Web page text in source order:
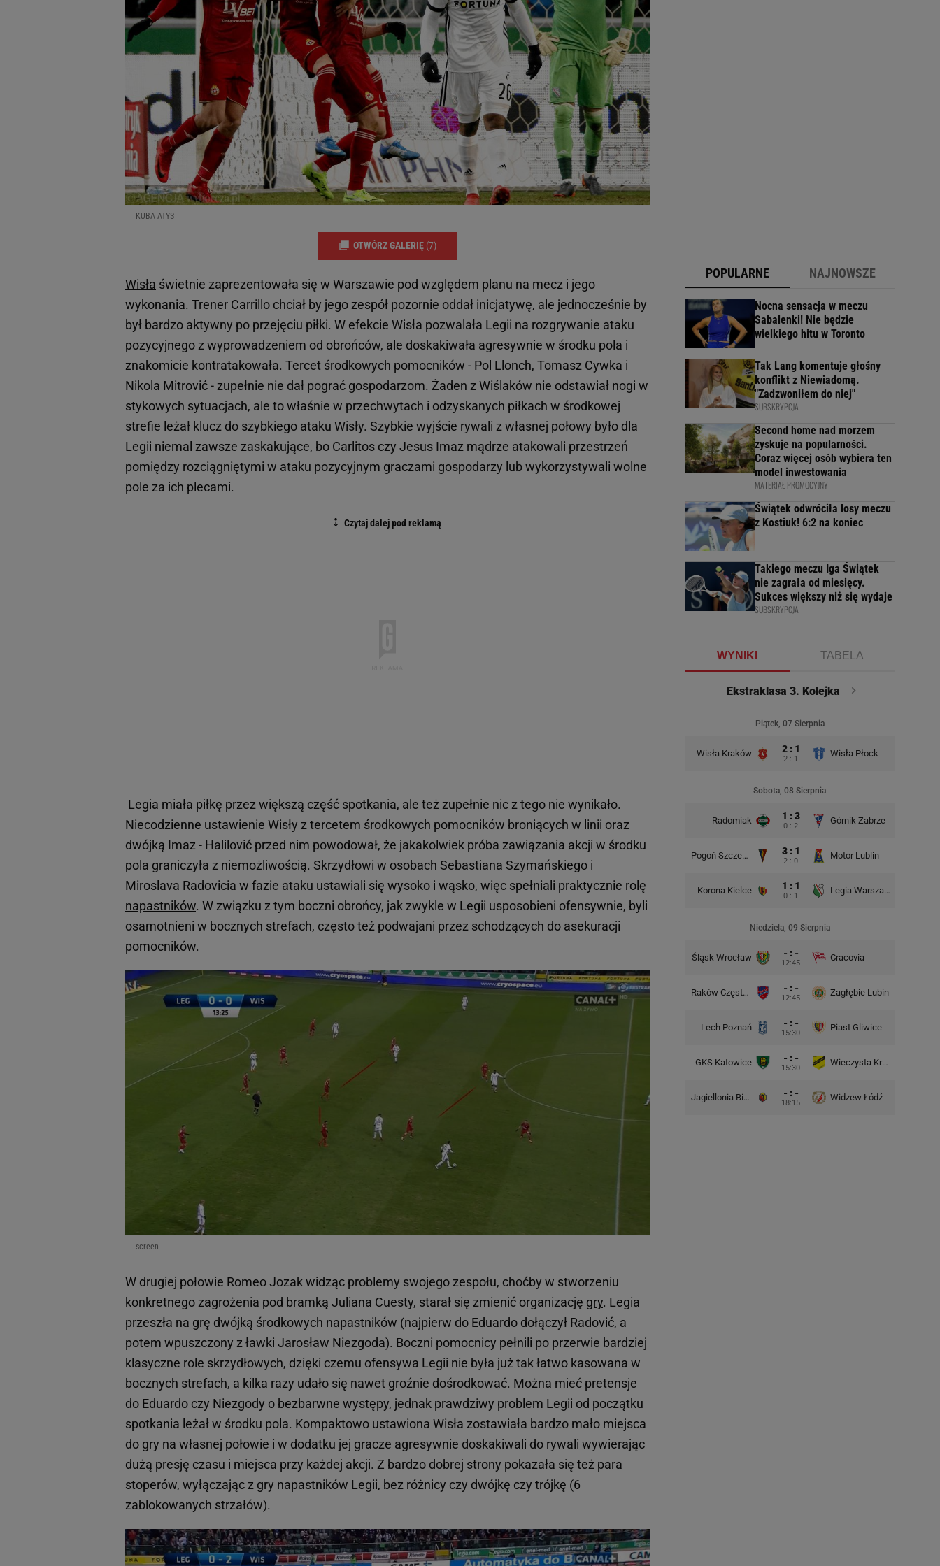
KUBA ATYS
OTWÓRZ GALERIĘ (7)
Wisła świetnie zaprezentowała się w Warszawie pod względem planu na mecz i jego
wykonania. Trener Carrillo chciał by jego zespół pozornie oddał inicjatywę, ale jednocześnie by
był bardzo aktywny po przejęciu piłki. W efekcie Wisła pozwalała Legii na rozgrywanie ataku
pozycyjnego z wyprowadzeniem od obrońców, ale doskakiwała agresywnie w środku pola i
znakomicie kontratakowała. Tercet środkowych pomocników - Pol Llonch, Tomasz Cywka i
Nikola Mitrović - zupełnie nie dał pograć gospodarzom. Żaden z Wiślaków nie odstawiał nogi w
stykowych sytuacjach, ale to właśnie w przechwytach i odzyskanych piłkach w środkowej
strefie leżał klucz do szybkiego ataku Wisły. Szybkie wyjście rywali z własnej połowy było dla
Legii niemal zawsze zaskakujące, bo Carlitos czy Jesus Imaz mądrze atakowali przestrzeń
pomiędzy rozciągniętymi w ataku pozycyjnym graczami gospodarzy lub wykorzystywali wolne
pole za ich plecami.
Legia miała piłkę przez większą część spotkania, ale też zupełnie nic z tego nie wynikało.
Niecodzienne ustawienie Wisły z tercetem środkowych pomocników broniących w linii oraz
dwójką Imaz - Halilović przed nim powodował, że jakakolwiek próba zawiązania akcji w środku
pola graniczyła z niemożliwością. Skrzydłowi w osobach Sebastiana Szymańskiego i
Miroslava Radovicia w fazie ataku ustawiali się wysoko i wąsko, więc spełniali praktycznie rolę
napastników. W związku z tym boczni obrońcy, jak zwykle w Legii usposobieni ofensywnie, byli
osamotnieni w bocznych strefach, często też podwajani przez schodzących do asekuracji
pomocników.
screen
W drugiej połowie Romeo Jozak widząc problemy swojego zespołu, choćby w stworzeniu
konkretnego zagrożenia pod bramką Juliana Cuesty, starał się zmienić organizację gry. Legia
przeszła na grę dwójką środkowych napastników (najpierw do Eduardo dołączył Radović, a
potem wpuszczony z ławki Jarosław Niezgoda). Boczni pomocnicy pełnili po przerwie bardziej
klasyczne role skrzydłowych, dzięki czemu ofensywa Legii nie była już tak łatwo kasowana w
bocznych strefach, a kilka razy udało się nawet groźnie dośrodkować. Można mieć pretensje
do Eduardo czy Niezgody o bezbarwne występy, jednak prawdziwy problem Legii od początku
spotkania leżał w środku pola. Kompaktowo ustawiona Wisła zostawiała bardzo mało miejsca
do gry na własnej połowie i w dodatku jej gracze agresywnie doskakiwali do rywali wywierając
dużą presję czasu i miejsca przy każdej akcji. Z bardzo dobrej strony pokazała się też para
stoperów, wyłączając z gry napastników Legii, bez różnicy czy dwójkę czy trójkę (6
zablokowanych strzałów).
POPULARNE NAJNOWSZE
Nocna sensacja w meczu
Sabalenki! Nie będzie
wielkiego hitu w Toronto
Tak Lang komentuje głośny
konflikt z Niewiadomą.
"Zadzwoniłem do niej"
SUBSKRYPCJA
Second home nad morzem
zyskuje na popularności.
Coraz więcej osób wybiera ten
model inwestowania
MATERIAŁ PROMOCYJNY
Świątek odwróciła losy meczu
z Kostiuk! 6:2 na koniec
Takiego meczu Iga Świątek
nie zagrała od miesięcy.
Sukces większy niż się wydaje
SUBSKRYPCJA
WYNIKI TABELA
Ekstraklasa 3. Kolejka
Piątek, 07 Sierpnia
Wisła Kraków 2 : 1
2 : 1
Wisła Płock
Sobota, 08 Sierpnia
Radomiak 1 : 3
0 : 2
Górnik Zabrze
Pogoń Szczecin 3 : 1
2 : 0
Motor Lublin
Korona Kielce 1 : 1
0 : 1
Legia Warszawa
Niedziela, 09 Sierpnia
Śląsk Wrocław - : -
12:45
Cracovia
Raków Częstochowa - : -
12:45
Zagłębie Lubin
Lech Poznań - : -
15:30
Piast Gliwice
GKS Katowice - : -
15:30
Wieczysta Kraków
Jagiellonia Białystok - : -
18:15
Widzew Łódź